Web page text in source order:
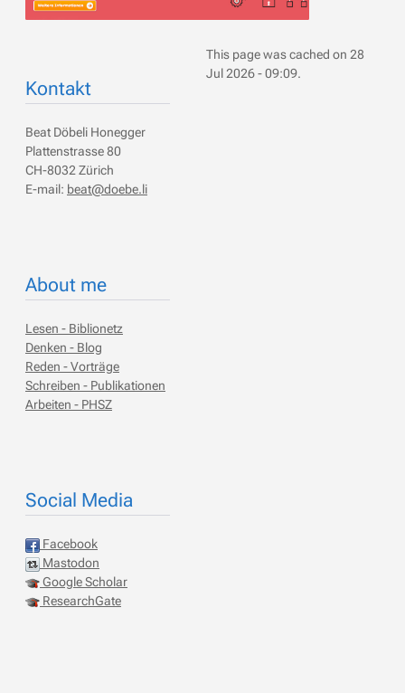
Kontakt
Beat Döbeli Honegger
Plattenstrasse 80
CH-8032 Zürich
E-mail: beat@doebe.li
About me
Lesen - Biblionetz
Denken - Blog
Reden - Vorträge
Schreiben - Publikationen
Arbeiten - PHSZ
Social Media
Facebook
Mastodon
Google Scholar
ResearchGate
This page was cached on 28
Jul 2026 - 09:09.